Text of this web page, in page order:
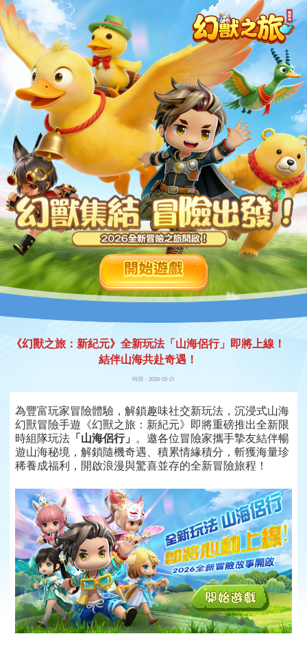
《幻獸之旅：新紀元》全新玩法「山海侶行」即將上線！
結伴山海共赴奇遇！
時間：2026-05-21
為豐富玩家冒險體驗，解鎖趣味社交新玩法，沉浸式山海
幻獸冒險手遊《幻獸之旅：新紀元》即將重磅推出全新限
時組隊玩法 「山海侶行」 。邀各位冒險家攜手摯友結伴暢
遊山海秘境，解鎖隨機奇遇、積累情緣積分，斬獲海量珍
稀養成福利，開啟浪漫與驚喜並存的全新冒險旅程！